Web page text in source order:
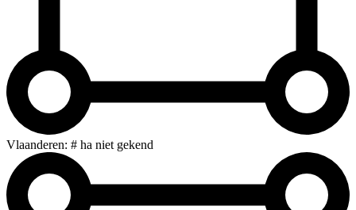
Vlaanderen: # ha niet gekend